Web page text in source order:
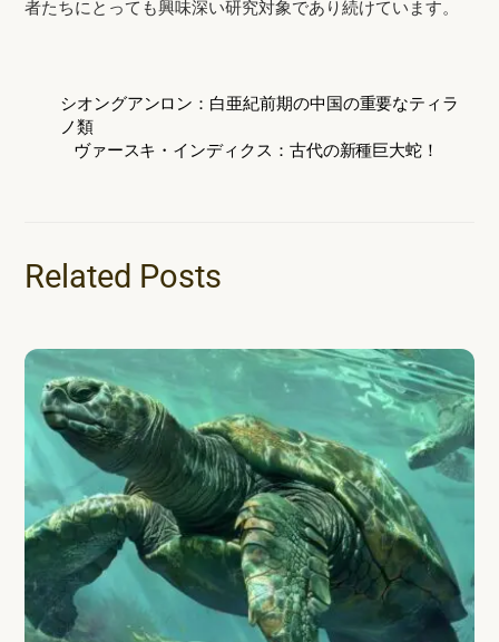
者たちにとっても興味深い研究対象であり続けています。
シオングアンロン：白亜紀前期の中国の重要なティラ
ノ類
ヴァースキ・インディクス：古代の新種巨大蛇！
Related Posts